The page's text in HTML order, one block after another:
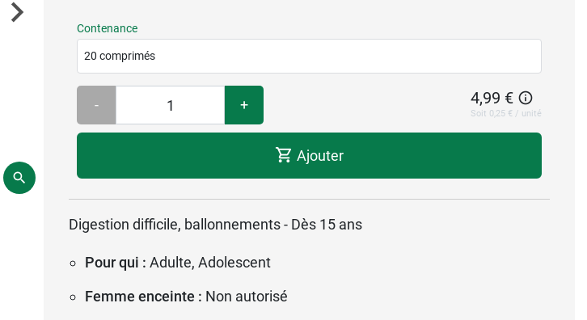
Contenance
20 comprimés
- + 4,99 €
Soit 0,25 € / unité
Ajouter
Digestion difficile, ballonnements - Dès 15 ans
Pour qui : Adulte, Adolescent
Femme enceinte : Non autorisé